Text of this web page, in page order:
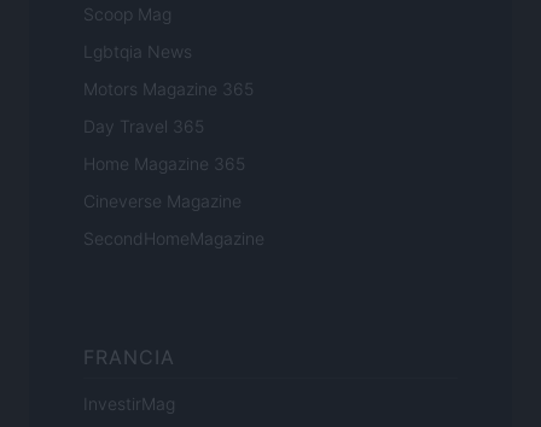
Scoop Mag
Lgbtqia News
Motors Magazine 365
Day Travel 365
Home Magazine 365
Cineverse Magazine
SecondHomeMagazine
FRANCIA
InvestirMag